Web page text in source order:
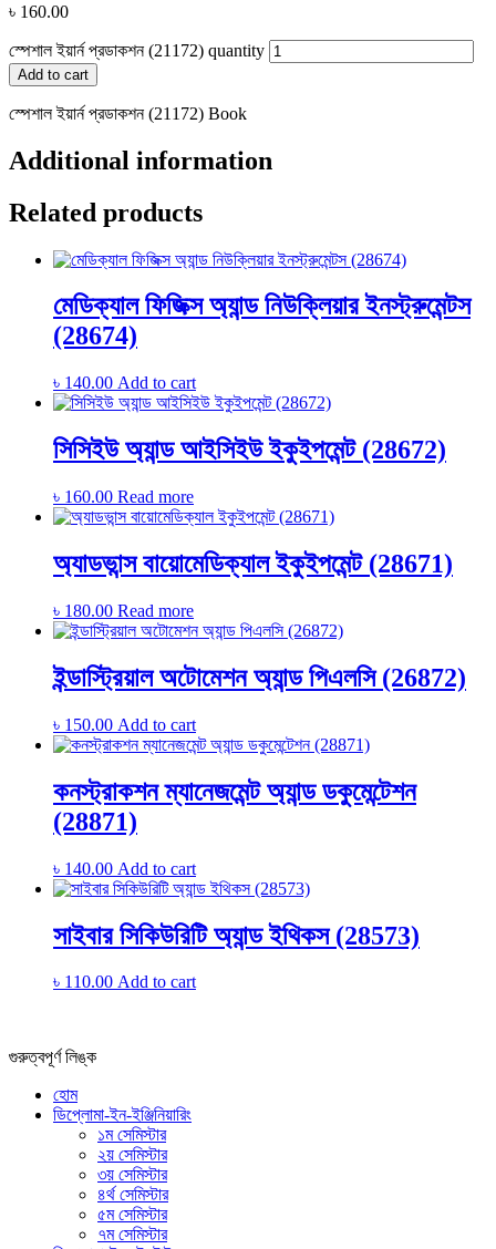
৳ 160.00
স্পেশাল ইয়ার্ন প্রডাকশন (21172) quantity
Add to cart
স্পেশাল ইয়ার্ন প্রডাকশন (21172) Book
Additional information
Related products
মেডিক্যাল ফিজিক্স অ্যান্ড নিউক্লিয়ার ইনস্ট্রুমেন্টস
(28674)
৳ 140.00 Add to cart
সিসিইউ অ্যান্ড আইসিইউ ইকুইপমেন্ট (28672)
৳ 160.00 Read more
অ্যাডভান্স বায়োমেডিক্যাল ইকুইপমেন্ট (28671)
৳ 180.00 Read more
ইন্ডাস্ট্রিয়াল অটোমেশন অ্যান্ড পিএলসি (26872)
৳ 150.00 Add to cart
কনস্ট্রাকশন ম্যানেজমেন্ট অ্যান্ড ডকুমেন্টেশন
(28871)
৳ 140.00 Add to cart
সাইবার সিকিউরিটি অ্যান্ড ইথিকস (28573)
৳ 110.00 Add to cart
গুরুত্বপূর্ণ লিঙ্ক
হোম
ডিপ্লোমা-ইন-ইঞ্জিনিয়ারিং
১ম সেমিস্টার
২য় সেমিস্টার
৩য় সেমিস্টার
৪র্থ সেমিস্টার
৫ম সেমিস্টার
৭ম সেমিস্টার